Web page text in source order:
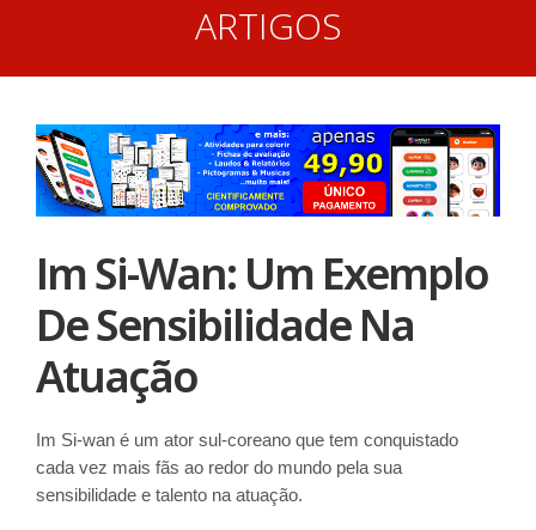
ARTIGOS
Im Si-Wan: Um Exemplo
De Sensibilidade Na
Atuação
Im Si-wan é um ator sul-coreano que tem conquistado
cada vez mais fãs ao redor do mundo pela sua
sensibilidade e talento na atuação.